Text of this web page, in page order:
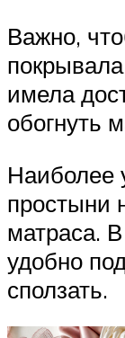
Важно,
имела
обогнуть
Наиболее
простыни
матраса.
удобно
сползать.